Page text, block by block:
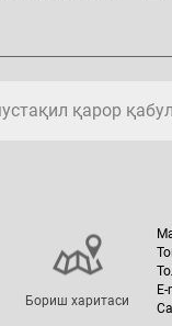
қарор
Бориш харитаси